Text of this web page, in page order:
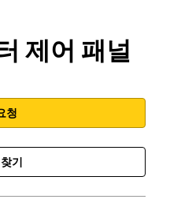
제어 패널
청
기